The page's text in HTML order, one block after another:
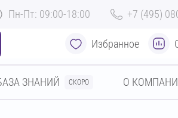
Пн-Пт: 09:00-18:00 +7 (495)
Избранное
ЗНАНИЙ СКОРО О